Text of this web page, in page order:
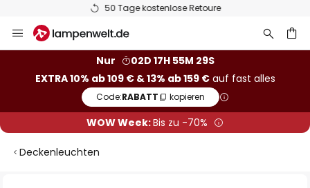
50 Tage kostenlose Retoure
Inhalt
Nur
02D 17H 55M 29S
EXTRA 10% ab 109 € & 13% ab 159 €auf fast alles
Code:RABATT kopieren
WOW Week:Bis zu -70%
Deckenleuchten